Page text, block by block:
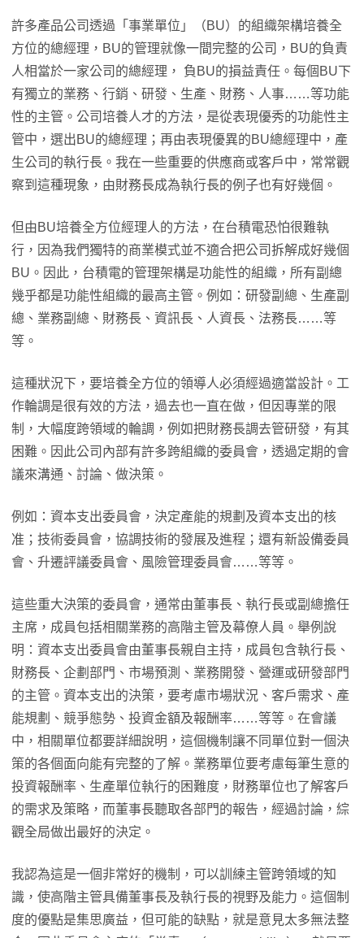
許多產品公司透過「事業單位」（BU）的組織架構培養全
方位的總經理，BU的管理就像一間完整的公司，BU的負責
人相當於一家公司的總經理， 負BU的損益責任。每個BU下
有獨立的業務、行銷、研發、生產、財務、人事……等功能
性的主管。公司培養人才的方法，是從表現優秀的功能性主
管中，選出BU的總經理；再由表現優異的BU總經理中，產
生公司的執行長。我在一些重要的供應商或客戶中，常常觀
察到這種現象，由財務長成為執行長的例子也有好幾個。
但由BU培養全方位經理人的方法，在台積電恐怕很難執
行，因為我們獨特的商業模式並不適合把公司拆解成好幾個
BU。因此，台積電的管理架構是功能性的組織，所有副總
幾乎都是功能性組織的最高主管。例如：研發副總、生產副
總、業務副總、財務長、資訊長、人資長、法務長……等
等。
這種狀況下，要培養全方位的領導人必須經過適當設計。工
作輪調是很有效的方法，過去也一直在做，但因專業的限
制，大幅度跨領域的輪調，例如把財務長調去管研發，有其
困難。因此公司內部有許多跨組織的委員會，透過定期的會
議來溝通、討論、做決策。
例如：資本支出委員會，決定產能的規劃及資本支出的核
准；技術委員會，協調技術的發展及進程；還有新設備委員
會、升遷評議委員會、風險管理委員會……等等。
這些重大決策的委員會，通常由董事長、執行長或副總擔任
主席，成員包括相關業務的高階主管及幕僚人員。舉例說
明：資本支出委員會由董事長親自主持，成員包含執行長、
財務長、企劃部門、市場預測、業務開發、營運或研發部門
的主管。資本支出的決策，要考慮市場狀況、客戶需求、產
能規劃、競爭態勢、投資金額及報酬率……等等。在會議
中，相關單位都要詳細說明，這個機制讓不同單位對一個決
策的各個面向能有完整的了解。業務單位要考慮每筆生意的
投資報酬率、生產單位執行的困難度，財務單位也了解客戶
的需求及策略，而董事長聽取各部門的報告，經過討論，綜
觀全局做出最好的決定。
我認為這是一個非常好的機制，可以訓練主管跨領域的知
識，使高階主管具備董事長及執行長的視野及能力。這個制
度的優點是集思廣益，但可能的缺點，就是意見太多無法整